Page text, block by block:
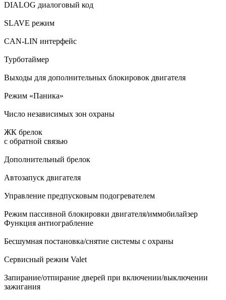
DIALOG диалоговый код
SLAVE режим
CAN-LIN интерфейс
Турботаймер
Выходы для дополнительных блокировок двигателя
Режим «Паника»
Число независимых зон охраны
ЖК брелок
с обратной связью
Дополнительный брелок
Автозапуск двигателя
Управление предпусковым подогревателем
Режим пассивной блокировки двигателя/иммобилайзер
Функция антиограбление
Бесшумная постановка/снятие системы с охраны
Сервисный режим Valet
Запирание/отпирание дверей при включении/выключении
зажигания